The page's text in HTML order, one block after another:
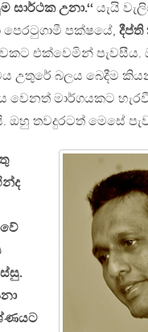
සාර්ථක උනා.‘‘ යැයි
පෙරටුගාමී පක්ෂයේ,
එක්වෙමින් පැවසීය.
උතුරේ බලය බෙදීම
වෙනත් මාර්ගයකට
තවදුරටත් මෙසේ